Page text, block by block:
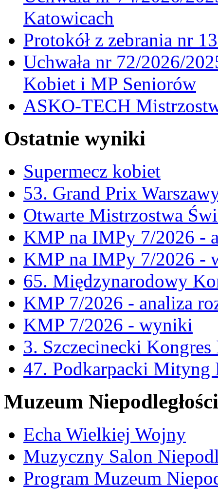
Katowicach
Protokół z zebrania nr
Uchwała nr 72/2026/
Kobiet i MP Seniorów
ASKO-TECH
Ostatnie wyniki
Supermecz kobiet
53. Grand Prix
Otwarte Mistrzostwa
KMP na IMPy 7/2026 -
KMP na IMPy 7/2026 -
65. Międzynarodowy
KMP 7/2026 - analiza
KMP 7/2026 - wyniki
3. Szczecinecki
47. Podkarpacki Mityng
Muzeum Niepodległości
Echa Wielkiej Wojny
Muzyczny Salon
Program Muzeum